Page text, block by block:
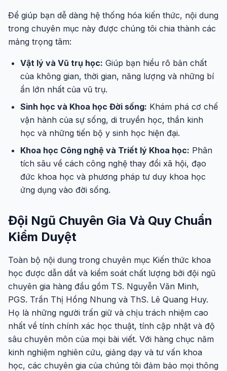
Để giúp bạn dễ dàng hệ thống hóa kiến thức, nội dung
trong chuyên mục này được chúng tôi chia thành các
mảng trọng tâm:
Vật lý và Vũ trụ học: Giúp bạn hiểu rõ bản chất
của không gian, thời gian, năng lượng và những bí
ẩn lớn nhất của vũ trụ.
Sinh học và Khoa học Đời sống: Khám phá cơ chế
vận hành của sự sống, di truyền học, thần kinh
học và những tiến bộ y sinh học hiện đại.
Khoa học Công nghệ và Triết lý Khoa học: Phân
tích sâu về cách công nghệ thay đổi xã hội, đạo
đức khoa học và phương pháp tư duy khoa học
ứng dụng vào đời sống.
Đội Ngũ Chuyên Gia Và Quy Chuẩn
Kiểm Duyệt
Toàn bộ nội dung trong chuyên mục Kiến thức khoa
học được dẫn dắt và kiểm soát chất lượng bởi đội ngũ
chuyên gia hàng đầu gồm TS. Nguyễn Văn Minh,
PGS. Trần Thị Hồng Nhung và ThS. Lê Quang Huy.
Họ là những người trấn giữ và chịu trách nhiệm cao
nhất về tính chính xác học thuật, tính cập nhật và độ
sâu chuyên môn của mọi bài viết. Với hàng chục năm
kinh nghiệm nghiên cứu, giảng dạy và tư vấn khoa
học, các chuyên gia của chúng tôi đảm bảo mọi thông